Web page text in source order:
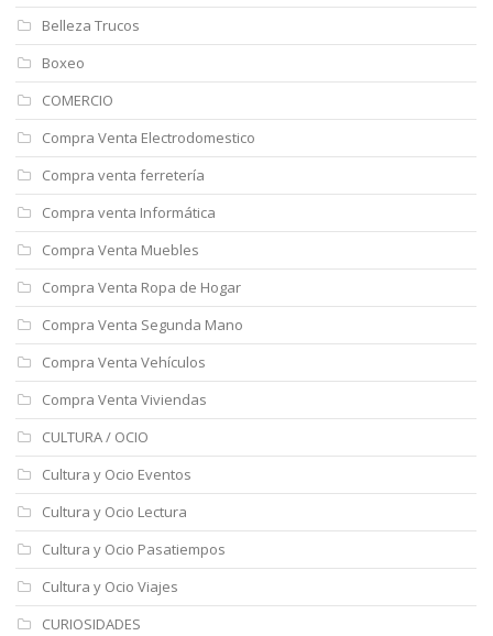
Belleza Trucos
Boxeo
COMERCIO
Compra Venta Electrodomestico
Compra venta ferretería
Compra venta Informática
Compra Venta Muebles
Compra Venta Ropa de Hogar
Compra Venta Segunda Mano
Compra Venta Vehículos
Compra Venta Viviendas
CULTURA / OCIO
Cultura y Ocio Eventos
Cultura y Ocio Lectura
Cultura y Ocio Pasatiempos
Cultura y Ocio Viajes
CURIOSIDADES